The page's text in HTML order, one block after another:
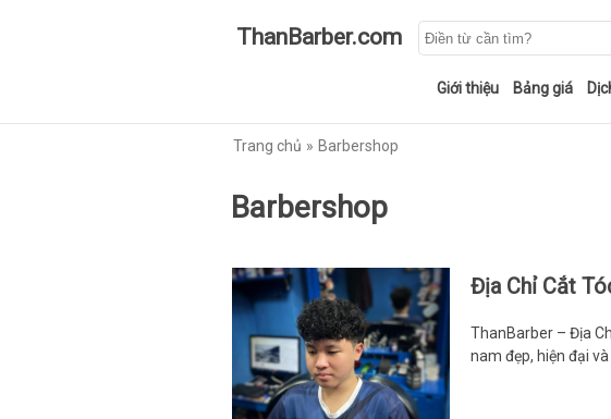
ThanBarber.com
Giới thiệu Bảng giá
Trang chủ Barbershop
Barbershop
Địa Chỉ Cắt
ThanBarber – Địa
nam đẹp, hiện đại